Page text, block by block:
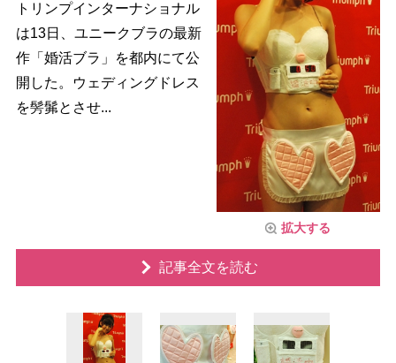
拡大する
トリンプインターナショナル
は13日、ユニークブラの最新
作「婚活ブラ」を都内にて公
開した。ウェディングドレス
を髣髴とさせ...
記事全文を読む